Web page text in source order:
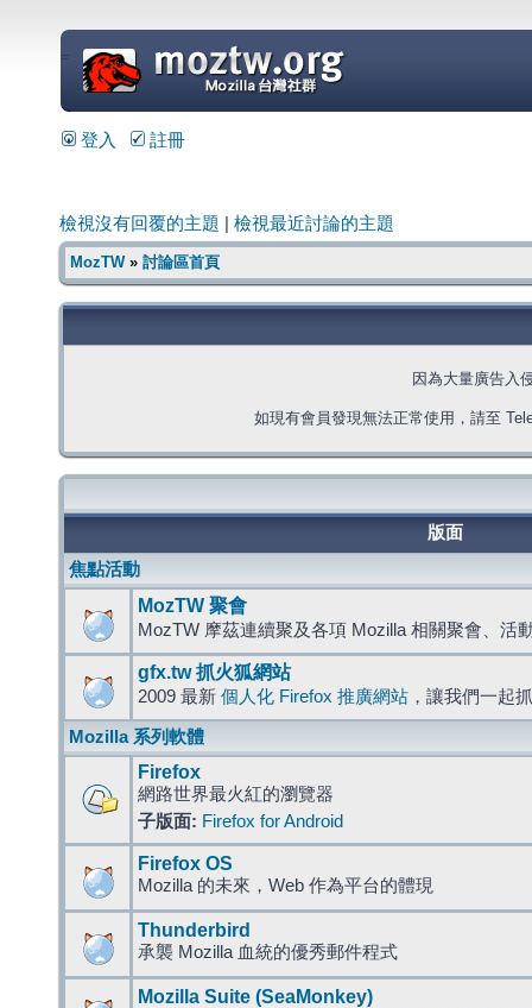
=
登入 註冊
檢視沒有回覆的主題 檢視最近討論的主題
MozTW» 討論區首頁
因為大量廣告入
如現有會員發現無法正常使用，請至
版面
焦點活動
MozTW 聚會
MozTW 摩茲連續聚及各項 Mozilla 相關聚會、活
gfx.tw 抓火狐網站
2009 最新 個人化 Firefox 推廣網站 ，讓我們一起
Mozilla 系列軟體
Firefox
網路世界最火紅的瀏覽器
子版面: Firefox for Android
Firefox OS
Mozilla 的未來，Web 作為平台的體現
Thunderbird
承襲 Mozilla 血統的優秀郵件程式
Mozilla Suite (SeaMonkey)